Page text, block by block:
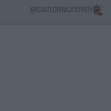
ΧΡΊΣΛΑ ΓΕΩΡΓΑΚΟΠΟΎΛΟΥ